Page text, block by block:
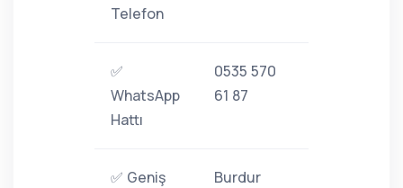
Telefon
✅
WhatsApp
Hattı
0535 570
61 87
✅ Geniş
Burdur